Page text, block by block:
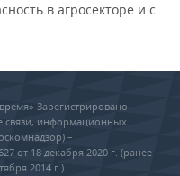
в агросекторе и с
Зарегистрировано
связи, информационных
–
от 18 декабря 2020 г. (ранее
2014 г.)